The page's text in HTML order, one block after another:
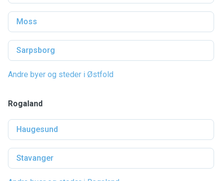
Moss
Sarpsborg
Andre byer og steder i Østfold
Rogaland
Haugesund
Stavanger